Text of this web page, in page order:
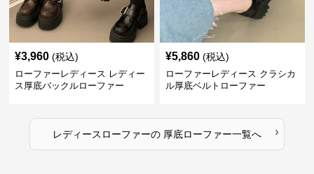
¥3,960 (税込)
ローファーレディース レディー
ス厚底バックルローファー
¥5,860 (税込)
ローファーレディース クラシカ
ル厚底ベルトローファー
レディースローファーの厚底ローファー一覧へ ›